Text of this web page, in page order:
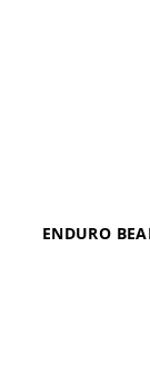
ENDURO